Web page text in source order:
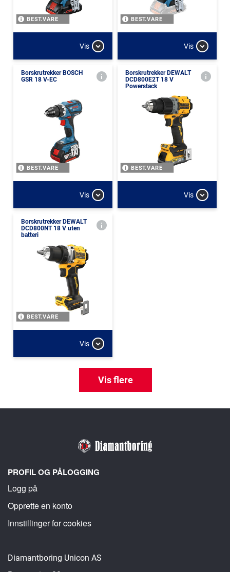
BEST.VARE
Vis
BEST.VARE
Vis
Borskrutrekker BOSCH
GSR 18 V-EC
BEST.VARE
Vis
Borskrutrekker DEWALT
DCD800E2T 18 V
Powerstack
BEST.VARE
Vis
Borskrutrekker DEWALT
DCD800NT 18 V uten
batteri
BEST.VARE
Vis
Vis flere
PROFIL OG PÅLOGGING
Logg på
Opprette en konto
Innstillinger for cookies
Diamantboring Unicon AS